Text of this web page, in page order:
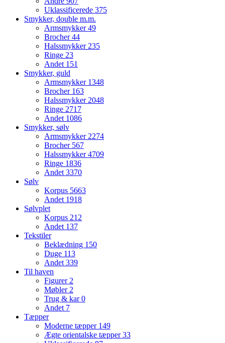
Uklassificerede 375
Smykker, double m.m.
Armsmykker49
Brocher44
Halssmykker 235
Ringe 23
Andet 151
Smykker, guld
Armsmykker 1348
Brocher 163
Halssmykker 2048
Ringe 2717
Andet 1086
Smykker, sølv
Armsmykker 2274
Brocher 567
Halssmykker4709
Ringe 1836
Andet 3370
Sølv
Korpus 5663
Andet 1918
Sølvplet
Korpus 212
Andet 137
Tekstiler
Beklædning 150
Duge 113
Andet 339
Til haven
Figurer 2
Møbler 2
Trug & kar0
Andet 7
Tæpper
Moderne tæpper 149
Ægte orientalske tæpper33